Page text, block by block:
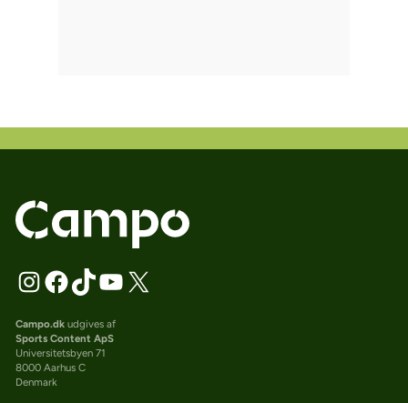
Campo.dkudgives af
Sports Content ApS
Universitetsbyen 71
8000 Aarhus C
Denmark